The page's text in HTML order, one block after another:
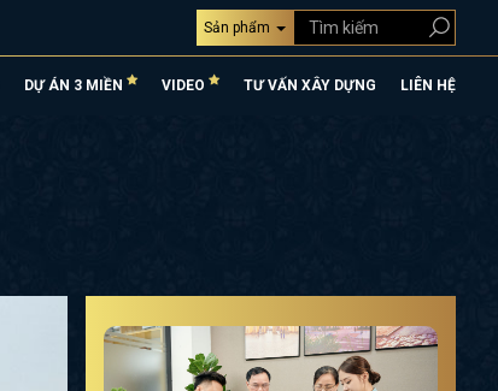
Sản phẩm
DỰ ÁN 3 MIỀN VIDEO TƯ VẤN XÂY DỰNG LIÊN HỆ